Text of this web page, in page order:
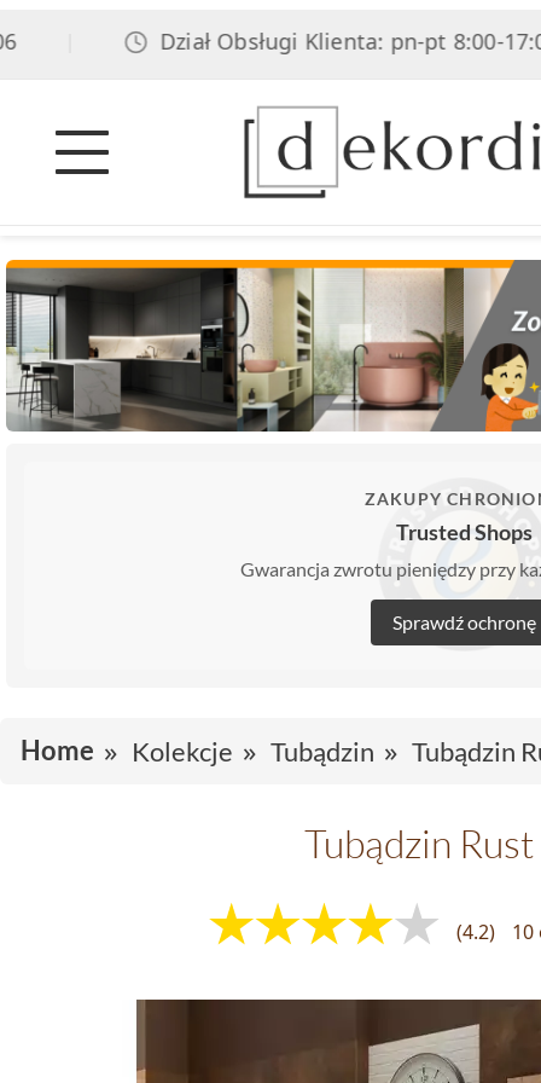
Dział Obsługi Klienta: pn-pt 8:00-17:00,
ZAKUPY
Trusted Shops
Gwarancja zwrotu pieniędzy przy
Sprawdź ochronę
Home Kolekcje Tubądzin Tubądzin
Tubądzin
(4.2)